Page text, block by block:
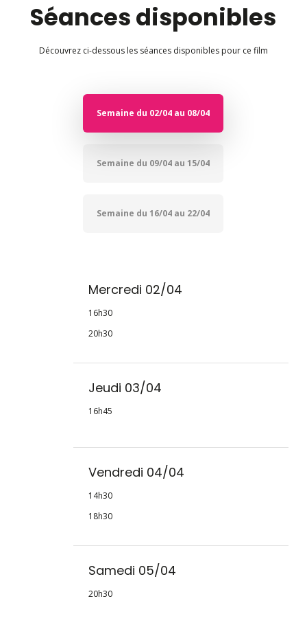
Séances disponibles
Découvrez ci-dessous les séances disponibles pour ce film
Semaine du 02/04 au 08/04
Semaine du 09/04 au 15/04
Semaine du 16/04 au 22/04
Mercredi 02/04
16h30
20h30
Jeudi 03/04
16h45
Vendredi 04/04
14h30
18h30
Samedi 05/04
20h30